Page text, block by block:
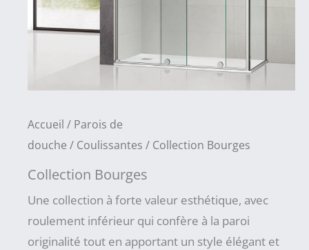
Accueil / Parois de
douche / Coulissantes / Collection Bourges
Collection Bourges
Une collection à forte valeur esthétique, avec
roulement inférieur qui confère à la paroi
originalité tout en apportant un style élégant et